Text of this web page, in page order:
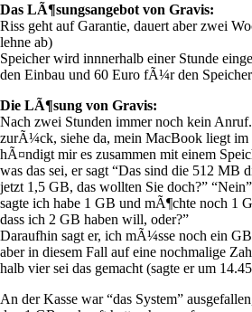
Das LÃ¶sungsangebot von Gravis:
Riss geht auf Garantie, dauert aber zwei
lehne ab)
Speicher wird innnerhalb einer Stunde
den Einbau und 60 Euro fÃ¼r den
Die LÃ¶sung von Gravis:
Nach zwei Stunden immer noch kein
zurÃ¼ck, siehe da, mein MacBook liegt im
hÃ¤ndigt mir es zusammen mit einem
was das sei, er sagt “Das sind die 512 MB
jetzt 1,5 GB, das wollten Sie doch?”
sagte ich habe 1 GB und mÃ¶chte noch 1
dass ich 2 GB haben will, oder?”
Daraufhin sagt er, ich mÃ¼sse noch ein
aber in diesem Fall auf eine nochmalige
halb vier sei das gemacht (sagte er um
An der Kasse war “das System”